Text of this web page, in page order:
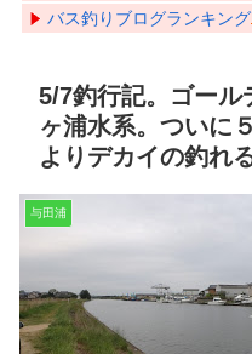
バス釣りブログランキング
5/7釣行記。ゴール
ヶ浦水系。ついに
よりデカイの釣れ
与田浦